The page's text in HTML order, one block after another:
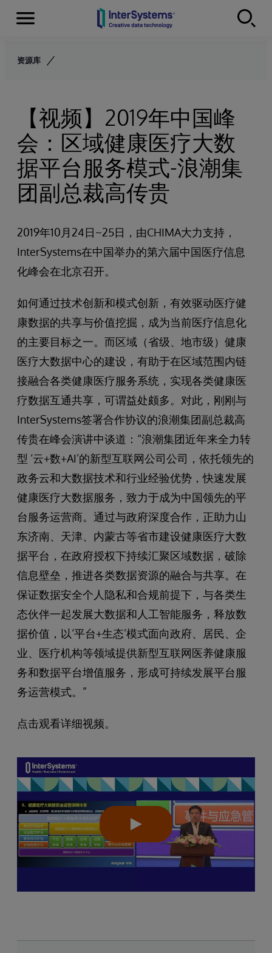
Skip to content
Menu
资源库
【视频】2019年中国峰
会：区域健康医疗大数
据平台服务模式-浪潮集
团副总裁高传贵
2019年10月24日~25日，由CHIMA大力支持，
InterSystems在中国举办的第六届中国医疗信息
化峰会在北京召开。
如何通过技术创新和模式创新，有效驱动医疗健
康数据的共享与价值挖掘，成为当前医疗信息化
的主要目标之一。而区域（省级、地市级）健康
医疗大数据中心的建设，有助于在区域范围内链
接融合各类健康医疗服务系统，实现各类健康医
疗数据互通共享，可谓益处颇多。对此，刚刚与
InterSystems签署合作协议的浪潮集团副总裁高
传贵在峰会演讲中谈道：“浪潮集团近年来全力转
型 ‘云+数+AI’的新型互联网公司公司，依托领先的
政务云和大数据技术和行业经验优势，快速发展
健康医疗大数据服务，致力于成为中国领先的平
台服务运营商。通过与政府深度合作，正助力山
东济南、天津、内蒙古等省市建设健康医疗大数
据平台，在政府授权下持续汇聚区域数据，破除
信息壁垒，推进各类数据资源的融合与共享。在
保证数据安全个人隐私和合规前提下，与各类生
态伙伴一起发展大数据和人工智能服务，释放数
据价值，以‘平台+生态’模式面向政府、居民、企
业、医疗机构等领域提供新型互联网医养健康服
务和数据平台增值服务，形成可持续发展平台服
务运营模式。”
点击观看详细视频。